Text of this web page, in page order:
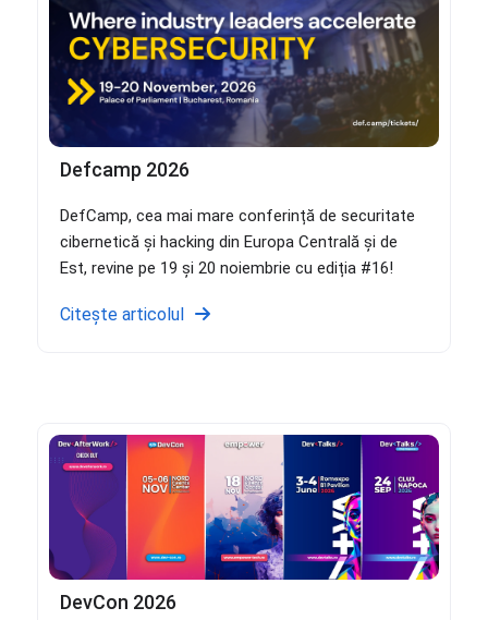
Defcamp 2026
DefCamp, cea mai mare conferință de securitate
cibernetică și hacking din Europa Centrală și de
Est, revine pe 19 și 20 noiembrie cu ediția #16!
Citește articolul
DevCon 2026